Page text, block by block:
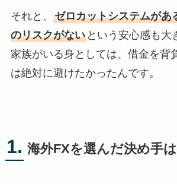
それと、 ゼロカットシステムがあ
のリスクがないという安心感も大
家族がいる身としては、借金を背
は絶対に避けたかったんです。
1. 海外FXを選んだ決め手